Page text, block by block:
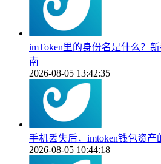
imToken里的身份名是什么？
南
2026-08-05 13:42:35
手机丢失后，imtoken钱包资产
2026-08-05 10:44:18